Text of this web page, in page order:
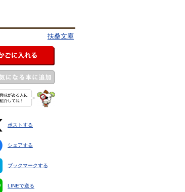
扶桑文庫
ポストする
シェアする
ブックマークする
LINEで送る